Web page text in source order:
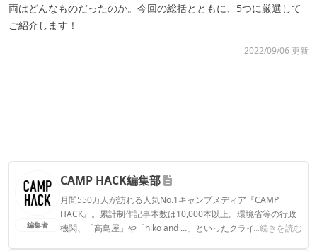
両はどんなものだったのか。今回の総括とともに、5つに厳選して
ご紹介します！
2022/09/06 更新
編集者
CAMP HACK編集部
月間550万人が訪れる人気No.1キャンプメディア『CAMP
HACK』。累計制作記事本数は10,000本以上。環境省等の行政
機関、「髙島屋」や「niko and ...」といったクライアントとの
...続きを読む